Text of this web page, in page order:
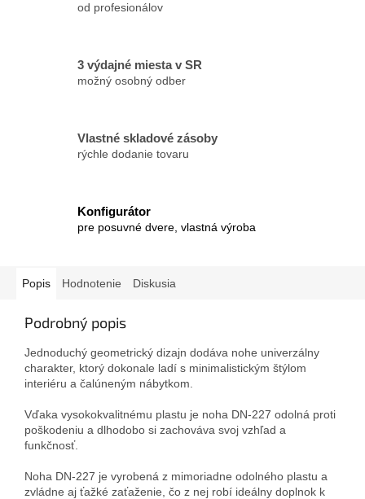
od profesionálov
3 výdajné miesta v SR
možný osobný odber
Vlastné skladové zásoby
rýchle dodanie tovaru
Konfigurátor
pre posuvné dvere, vlastná výroba
Popis Hodnotenie Diskusia
Podrobný popis
Jednoduchý geometrický dizajn dodáva nohe univerzálny
charakter, ktorý dokonale ladí s minimalistickým štýlom
interiéru a čalúneným nábytkom.
Vďaka vysokokvalitnému plastu je noha DN-227 odolná proti
poškodeniu a dlhodobo si zachováva svoj vzhľad a
funkčnosť.
Noha DN-227 je vyrobená z mimoriadne odolného plastu a
zvládne aj ťažké zaťaženie, čo z nej robí ideálny doplnok k